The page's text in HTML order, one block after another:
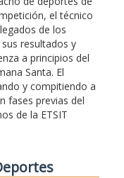
el técnico
de los
resultados y
a principios del
Santa. El
y compitiendo a
fases previas del
de la ETSIT